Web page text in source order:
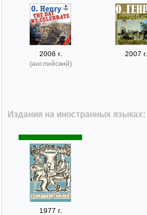
2006 г.
(английский)
2007 г.
Издания на иностранных языках:
1977 г.